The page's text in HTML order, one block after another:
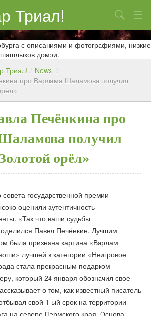
Триал!
Поиск
с описаниями и фотографиями, низкие
шашлыков домой.
Триал! / News /
про Варлама Шаламова получил
Печёнкина про
получил
орёл»
совета государственной премии
оценили аутентичность
«Так что наши судьбы
Павел Печёнкин. Лучшим
была признана картина «Варлам
лучшей в категории «Неигровое
стала прекрасным подарком
который 24 января обозначил свое
о том, как известный писатель
свой 1-ый срок на территории
на севере Пермского края. Основа